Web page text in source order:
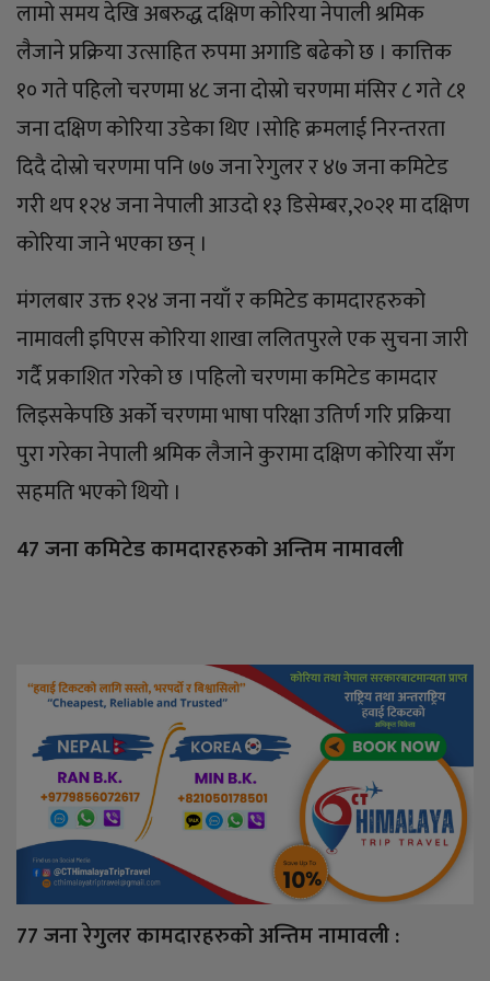
लामो समय देखि अबरुद्ध दक्षिण काेरिया नेपाली श्रमिक
लैजाने प्रक्रिया उत्साहित रुपमा अगाडि बढेको छ । कात्तिक
१० गते पहिलो चरणमा ४८ जना दोस्रो चरणमा मंसिर ८ गते ८१
जना दक्षिण काेरिया उडेका थिए ।साेहि क्रमलाई निरन्तरता
दिदै दाेस्राे चरणमा पनि ७७ जना रेगुलर र ४७ जना कमिटेड
गरी थप १२४ जना नेपाली आउदो १३ डिसेम्बर,२०२१ मा दक्षिण
काेरिया जाने भएका छन् ।
मंगलबार उक्त १२४ जना नयाँ र कमिटेड कामदारहरुको
नामावली इपिएस कोरिया शाखा ललितपुरले एक सुचना जारी
गर्दै प्रकाशित गरेको छ ।पहिलो चरणमा कमिटेड कामदार
लिइसकेपछि अर्को चरणमा भाषा परिक्षा उतिर्ण गरि प्रक्रिया
पुरा गरेका नेपाली श्रमिक लैजाने कुरामा दक्षिण काेरिया सँग
सहमति भएको थियो ।
47 जना कमिटेड कामदारहरुको अन्तिम नामावली
77 जना रेगुलर कामदारहरुको अन्तिम नामावली :